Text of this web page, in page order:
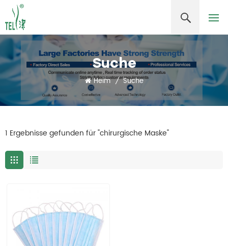
Suche
Heim / Suche
1 Ergebnisse gefunden für "chirurgische Maske"